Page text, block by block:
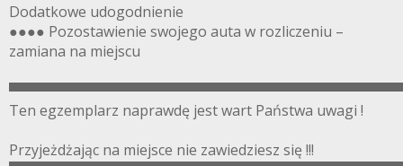
Dodatkowe udogodnienie
●●●● Pozostawienie swojego auta w rozliczeniu –
zamiana na miejscu
Ten egzemplarz naprawdę jest wart Państwa uwagi !
Przyjeżdżając na miejsce nie zawiedziesz się !!!